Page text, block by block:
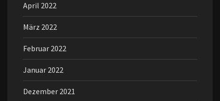
April 2022
März 2022
Februar 2022
Januar 2022
Dezember 2021